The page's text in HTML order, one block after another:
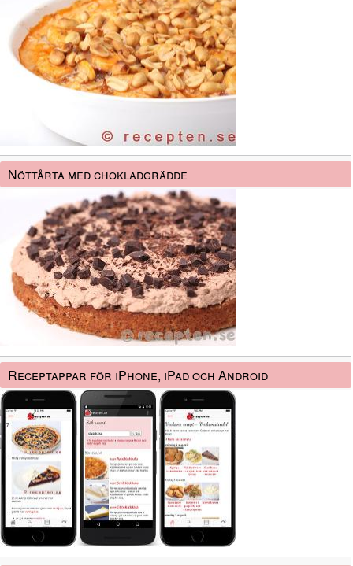
Nöttårta med chokladgrädde
Receptappar för iPhone, iPad och Android